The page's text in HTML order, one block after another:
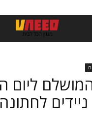
ליום
לחתונה